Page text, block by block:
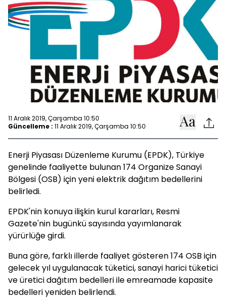
11 Aralık 2019, Çarşamba 10:50
Güncelleme : 11 Aralık 2019, Çarşamba 10:50
Enerji Piyasası Düzenleme Kurumu (EPDK), Türkiye
genelinde faaliyette bulunan 174 Organize Sanayi
Bölgesi (OSB) için yeni elektrik dağıtım bedellerini
belirledi.
EPDK'nin konuya ilişkin kurul kararları, Resmi
Gazete'nin bugünkü sayısında yayımlanarak
yürürlüğe girdi.
Buna göre, farklı illerde faaliyet gösteren 174 OSB için
gelecek yıl uygulanacak tüketici, sanayi harici tüketici
ve üretici dağıtım bedelleri ile emreamade kapasite
bedelleri yeniden belirlendi.